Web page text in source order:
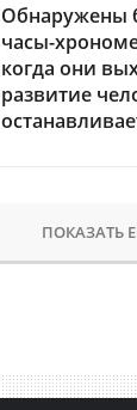
Обнаружены
часы-
когда они
развитие
ПОКАЗАТЬ